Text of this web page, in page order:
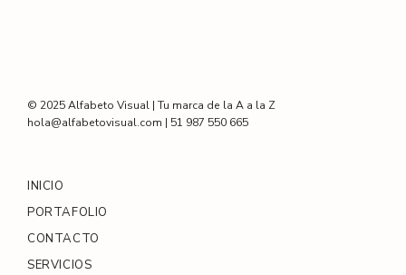
© 2025 Alfabeto Visual | Tu marca de la A a la Z
hola@alfabetovisual.com | 51 987 550 665
INICIO
PORTAFOLIO
CONTACTO
SERVICIOS